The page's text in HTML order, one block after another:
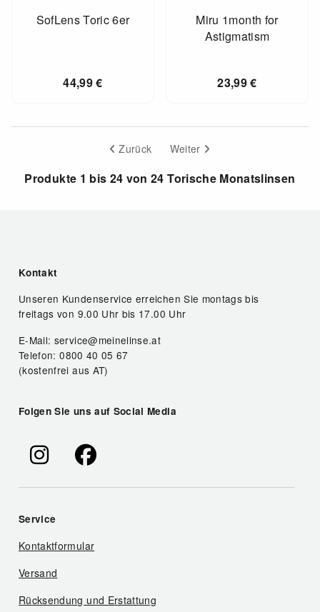
SofLens Toric 6er
44,99€
Miru 1month for
Astigmatism
23,99€
Zurück Weiter
Produkte 1 bis 24 von 24 Torische Monatslinsen
Kontakt
Unseren Kundenservice erreichen Sie montags bis
freitags von 9.00 Uhr bis 17.00 Uhr
E-Mail: service@meinelinse.at
Telefon: 0800 40 05 67
(kostenfrei aus AT)
Folgen Sie uns auf Social Media
Service
Kontaktformular
Versand
Rücksendung und Erstattung